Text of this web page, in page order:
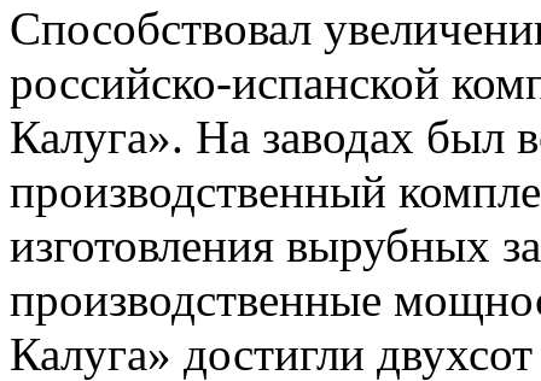
Способствовал
российско-испанской
Калуга». На заводах был
производственный
изготовления вырубных
производственные
Калуга» достигли